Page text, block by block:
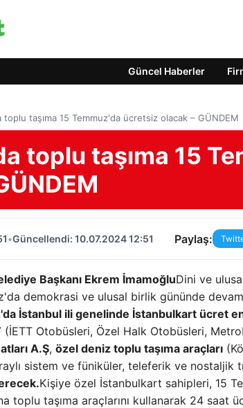
Güncel Haberler
toplu taşıma 15 Temmuz'da ücretsiz olacak – GÜNDEM
toplu taşıma 15
•Güncellendi: 10.07.2024 12:51 Paylaş:
Başkanı Ekrem İmamoğluDini ve
demokrasi ve ulusal birlik gününde
İstanbul ili genelinde İstanbulkart ücret
(İETT Otobüsleri, Özel Halk Otobüsleri,
A.Ş, özel deniz toplu taşıma araçları
sistem ve füniküler, teleferik ve nostaljik
Kişiye özel İstanbulkart sahipleri, 15
toplu taşıma araçlarını kullanarak 24 saat